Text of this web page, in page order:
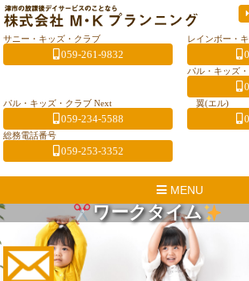
サニー・キッズ・クラブ
059-261-9832
レインボー・
パル・キッズ
パル・キッズ・クラブ Next
059-234-5588
翼(
総務電話番号
059-253-3352
MENU
ワークタイム